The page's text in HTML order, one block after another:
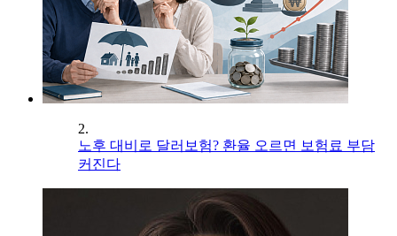
2.
노후 대비로 달러보험? 환율 오르면 보험료 부담
커진다